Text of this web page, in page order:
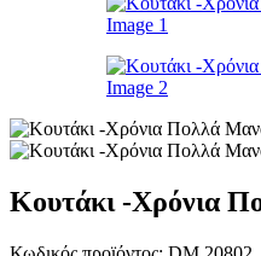
Κουτάκι -Χρόνια